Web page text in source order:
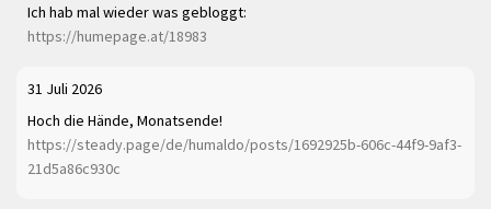
Ich hab mal wieder was gebloggt:
https://humepage.at/18983
31 Juli 2026
Hoch die Hände, Monatsende!
https://steady.page/de/humaldo/posts/1692925b-606c-44f9-9af3-
21d5a86c930c